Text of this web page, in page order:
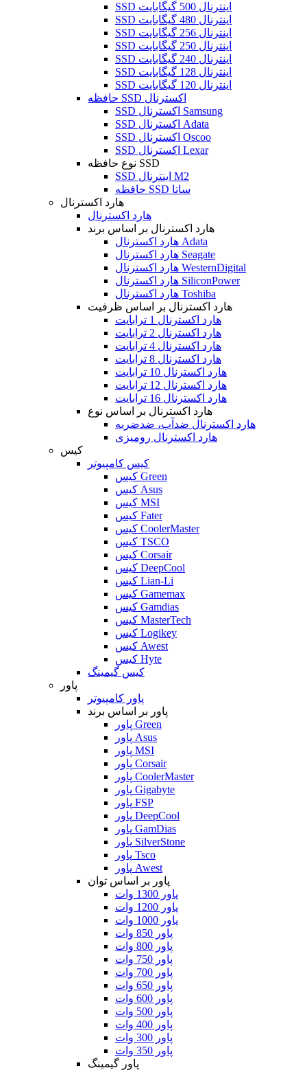
SSD اینترنال 500 گیگابایت
SSD اینترنال 480 گیگابایت
SSD اینترنال 256 گیگابایت
SSD اینترنال 250 گیگابایت
SSD اینترنال 240 گیگابایت
SSD اینترنال 128 گیگابایت
SSD اینترنال 120 گیگابایت
حافظه SSD اکسترنال
SSD اکسترنال Samsung
SSD اکسترنال Adata
SSD اکسترنال Oscoo
SSD اکسترنال Lexar
نوع حافظه SSD
SSD اینترنال M2
حافظه SSD ساتا
هارد اکسترنال
هارد اکسترنال
هارد اکسترنال بر اساس برند
هارد اکسترنال Adata
هارد اکسترنال Seagate
هارد اکسترنال WesternDigital
هارد اکسترنال SiliconPower
هارد اکسترنال Toshiba
هارد اکسترنال بر اساس ظرفیت
هارد اکسترنال 1 ترابایت
هارد اکسترنال 2 ترابایت
هارد اکسترنال 4 ترابایت
هارد اکسترنال 8 ترابایت
هارد اکسترنال 10 ترابایت
هارد اکسترنال 12 ترابایت
هارد اکسترنال 16 ترابایت
هارد اکسترنال بر اساس نوع
هارد اکسترنال ضدآب، ضدضربه
هارد اکسترنال رومیزی
کیس
کیس کامپیوتر
کیس Green
کیس Asus
کیس MSI
کیس Fater
کیس CoolerMaster
کیس TSCO
کیس Corsair
کیس DeepCool
کیس Lian-Li
کیس Gamemax
کیس Gamdias
کیس MasterTech
کیس Logikey
کیس Awest
کیس Hyte
کیس گیمینگ
پاور
پاور کامپیوتر
پاور بر اساس برند
پاور Green
پاور Asus
پاور MSI
پاور Corsair
پاور CoolerMaster
پاور Gigabyte
پاور FSP
پاور DeepCool
پاور GamDias
پاور SilverStone
پاور Tsco
پاور Awest
پاور بر اساس توان
پاور 1300 وات
پاور 1200 وات
پاور 1000 وات
پاور 850 وات
پاور 800 وات
پاور 750 وات
پاور 700 وات
پاور 650 وات
پاور 600 وات
پاور 500 وات
پاور 400 وات
پاور 300 وات
پاور 350 وات
پاور گیمینگ